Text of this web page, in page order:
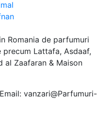
Romania de parfumuri
Lattafa, Asdaaf,
al Zaafaran & Maison
Email: vanzari@Parfumuri-